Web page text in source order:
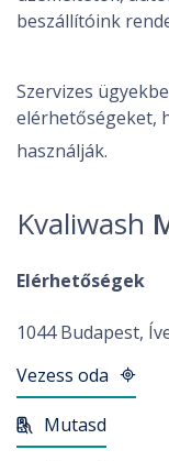
Kapcsolat
beszállítóink
Szervizes
elérhetőségeket,
használják.
Kvaliwash
Elérhetőségek
1044 Budapest,
Vezess oda
Mutasd